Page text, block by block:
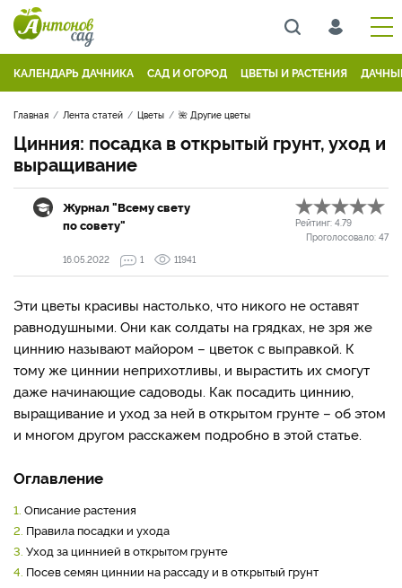
КАЛЕНДАРЬ ДАЧНИКА САД И ОГОРОД ЦВЕТЫ И РАСТЕНИЯ
Главная Лента статей Цветы 🌺 Другие цветы
Цинния: посадка в открытый грунт, уход и
выращивание
Журнал "Всему свету
по совету"
Рейтинг: 4.79
Проголосовало: 47
16.05.2022
1 11941
Эти цветы красивы настолько, что никого не оставят
равнодушными. Они как солдаты на грядках, не зря же
циннию называют майором – цветок с выправкой. К
тому же циннии неприхотливы, и вырастить их смогут
даже начинающие садоводы. Как посадить циннию,
выращивание и уход за ней в открытом грунте – об этом
и многом другом расскажем подробно в этой статье.
Оглавление
1. Описание растения
2. Правила посадки и ухода
3. Уход за циннией в открытом грунте
4. Посев семян циннии на рассаду и в открытый грунт